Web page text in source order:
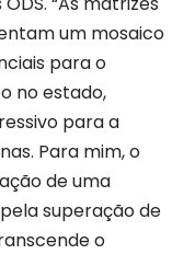
um mosaico
para o
no estado,
para a
Para mim, o
de uma
superação de
o